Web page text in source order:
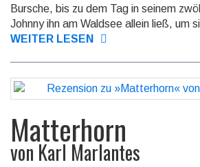
Bursche, bis zu dem Tag in seinem
Johnny ihn am Waldsee al­lein ließ, um
WEITER LESEN
Matterhorn
von Karl Marlantes